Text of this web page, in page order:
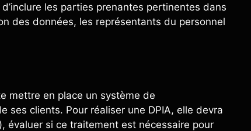
les parties prenantes pertinentes dans
des données, les représentants du personnel
mettre en place un système de
ses clients. Pour réaliser une DPIA, elle devra
évaluer si ce traitement est nécessaire pour